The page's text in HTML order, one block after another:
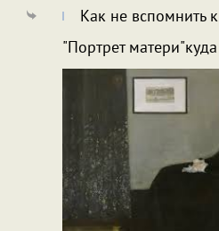
Как не вспомнить
"Портрет